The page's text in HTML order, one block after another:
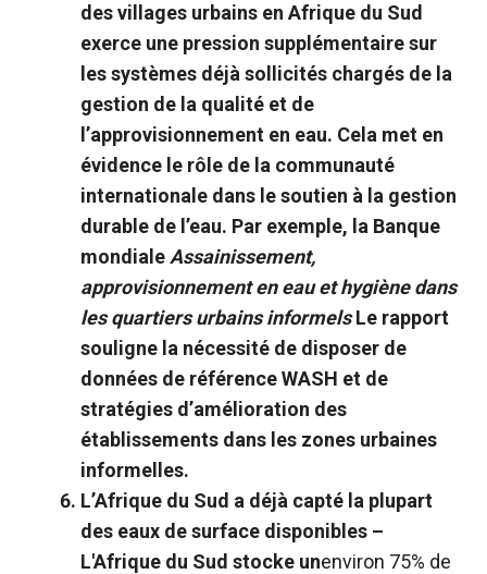
des villages urbains en Afrique du Sud
exerce une pression supplémentaire sur
les systèmes déjà sollicités chargés de la
gestion de la qualité et de
l’approvisionnement en eau. Cela met en
évidence le rôle de la communauté
internationale dans le soutien à la gestion
durable de l’eau. Par exemple, la Banque
mondiale Assainissement,
approvisionnement en eau et hygiène dans
les quartiers urbains informelsLe rapport
souligne la nécessité de disposer de
données de référence WASH et de
stratégies d’amélioration des
établissements dans les zones urbaines
informelles.
L’Afrique du Sud a déjà capté la plupart
des eaux de surface disponibles –
L'Afrique du Sud stocke unenviron 75% de